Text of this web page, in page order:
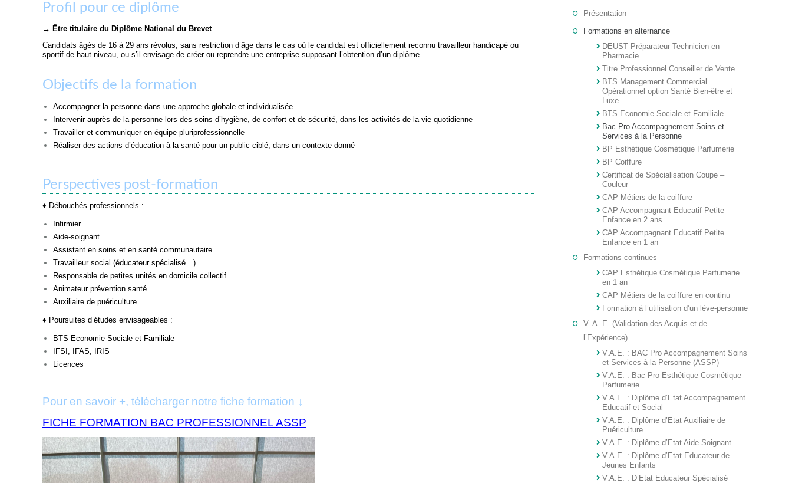
Profil pour ce diplôme
→ Être titulaire du Diplôme National du Brevet
Candidats âgés de 16 à 29 ans révolus, sans restriction d’âge dans le cas où le candidat est officiellement reconnu travailleur handicapé ou
sportif de haut niveau, ou s’il envisage de créer ou reprendre une entreprise supposant l’obtention d’un diplôme.
Objectifs de la formation
Accompagner la personne dans une approche globale et individualisée
Intervenir auprès de la personne lors des soins d’hygiène, de confort et de sécurité, dans les activités de la vie quotidienne
Travailler et communiquer en équipe pluriprofessionnelle
Réaliser des actions d’éducation à la santé pour un public ciblé, dans un contexte donné
Perspectives post-formation
♦ Débouchés professionnels :
Infirmier
Aide-soignant
Assistant en soins et en santé communautaire
Travailleur social (éducateur spécialisé…)
Responsable de petites unités en domicile collectif
Animateur prévention santé
Auxiliaire de puériculture
♦ Poursuites d’études envisageables :
BTS Economie Sociale et Familiale
IFSI, IFAS, IRIS
Licences
Pour en savoir +, télécharger notre fiche formation ↓
FICHE FORMATION BAC PROFESSIONNEL ASSP
Présentation
Formations en alternance
DEUST Préparateur Technicien en
Pharmacie
Titre Professionnel Conseiller de Vente
BTS Management Commercial
Opérationnel option Santé Bien-être et
Luxe
BTS Economie Sociale et Familiale
Bac Pro Accompagnement Soins et
Services à la Personne
BP Esthétique Cosmétique Parfumerie
BP Coiffure
Certificat de Spécialisation Coupe –
Couleur
CAP Métiers de la coiffure
CAP Accompagnant Educatif Petite
Enfance en 2 ans
CAP Accompagnant Educatif Petite
Enfance en 1 an
Formations continues
CAP Esthétique Cosmétique Parfumerie
en 1 an
CAP Métiers de la coiffure en continu
Formation à l’utilisation d’un lève-personne
V. A. E. (Validation des Acquis et de
l’Expérience)
V.A.E. : BAC Pro Accompagnement Soins
et Services à la Personne (ASSP)
V.A.E. : Bac Pro Esthétique Cosmétique
Parfumerie
V.A.E. : Diplôme d’Etat Accompagnement
Educatif et Social
V.A.E. : Diplôme d’Etat Auxiliaire de
Puériculture
V.A.E. : Diplôme d’Etat Aide-Soignant
V.A.E. : Diplôme d’Etat Educateur de
Jeunes Enfants
V.A.E. : D’Etat Educateur Spécialisé